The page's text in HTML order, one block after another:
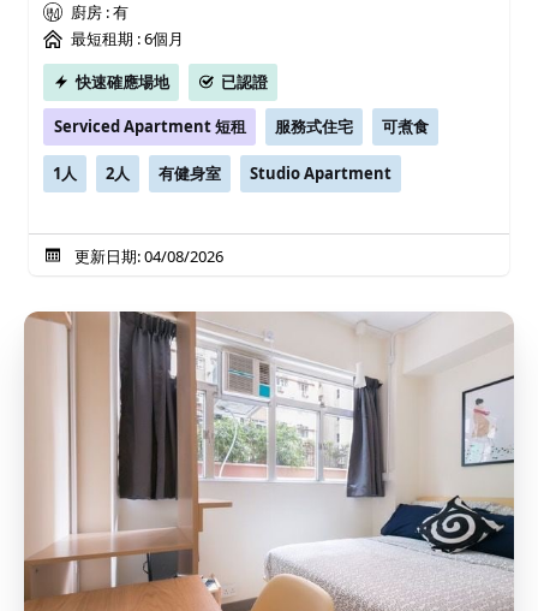
廚房 : 有
最短租期 :6個月
快速確應場地
已認證
Serviced Apartment 短租 服務式住宅 可煮食
1人 2人 有健身室 Studio Apartment
更新日期: 04/08/2026